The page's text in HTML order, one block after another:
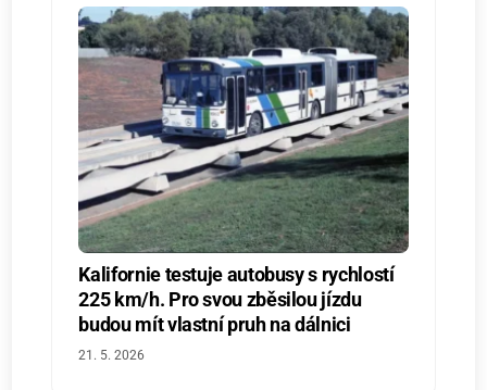
Kalifornie testuje autobusy s rychlostí
225 km/h. Pro svou zběsilou jízdu
budou mít vlastní pruh na dálnici
21. 5. 2026